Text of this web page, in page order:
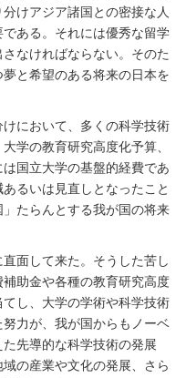
けアジア諸国との密接な人
ある。それには優秀な留学
なければならない。そのた
と希望のある将来の日本を
において、多くの科学技術
学の教育研究高度化予算、
国立大学の基盤的経費であ
るいは見直しとなったこと
たらんとする我が国の将来
面して来た。そうした苦し
助金や各種の教育研究高度
し、大学の学術や科学技術
力が、我が国からもノーベ
先導的な科学技術の発展
の産業や文化の発展、さら